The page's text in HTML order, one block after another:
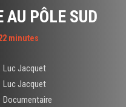
AU PÔLE SUD
minutes
Luc Jacquet
Luc Jacquet
Documentaire